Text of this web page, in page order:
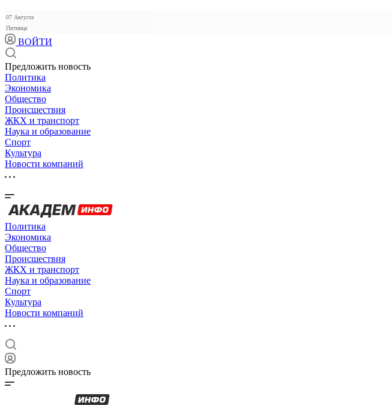
07 Августа
Пятница
ВОЙТИ
Предложить новость
Политика
Экономика
Общество
Происшествия
ЖКХ и транспорт
Наука и образование
Спорт
Культура
Новости компаний
Политика
Экономика
Общество
Происшествия
ЖКХ и транспорт
Наука и образование
Спорт
Культура
Новости компаний
Предложить новость